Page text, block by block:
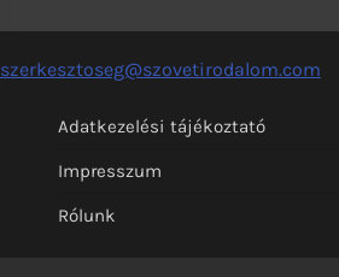
szerkesztoseg@szovetirodalom.com
Adatkezelési tájékoztató
Impresszum
Rólunk